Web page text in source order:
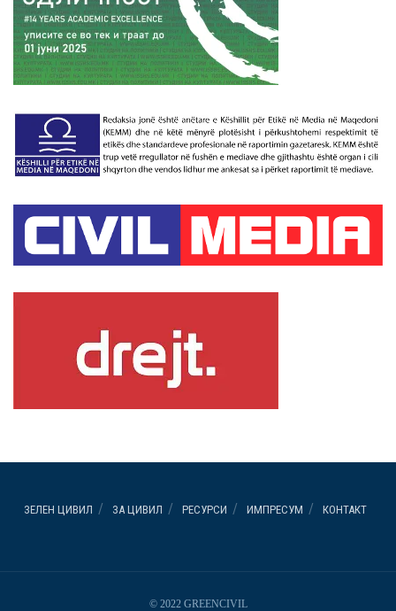
ЗЕЛЕН ЦИВИЛ ЗА ЦИВИЛ РЕСУРСИ ИМПРЕСУМ КОНТАКТ
© 2022 GREENCIVIL